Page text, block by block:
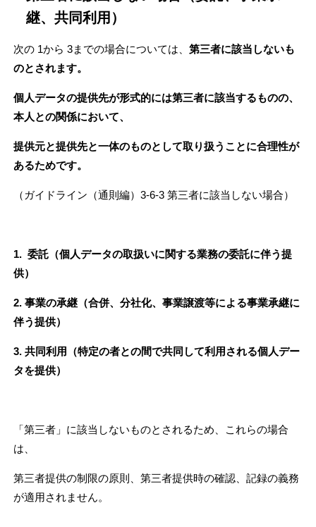
継、共同利用）
次の 1から 3までの場合については、 第三者に該当しないも
のとされます。
個人データの提供先が形式的には第三者に該当するものの、
本人との関係において、
提供元と提供先と一体のものとして取り扱うことに合理性が
あるためです。
（ガイドライン（通則編）3-6-3 第三者に該当しない場合）
1. 委託（個人データの取扱いに関する業務の委託に伴う提
供）
2. 事業の承継（合併、分社化、事業譲渡等による事業承継に
伴う提供）
3. 共同利用（特定の者との間で共同して利用される個人デー
タを提供）
「第三者」に該当しないものとされるため、これらの場合
は、
第三者提供の制限の原則、第三者提供時の確認、記録の義務
が適用されません。